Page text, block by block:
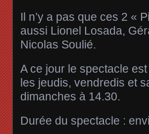
Il n’y a pas que ces 2 «
aussi Lionel Losada,
Nicolas Soulié.
A ce jour le spectacle
les jeudis, vendredis et
dimanches à 14.30.
Durée du spectacle :